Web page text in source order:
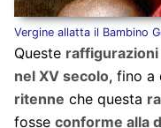
Vergine allatta il Bambino
Queste raffigurazioni
nel XV secolo, fino a
ritenne che questa
fosse conforme alla